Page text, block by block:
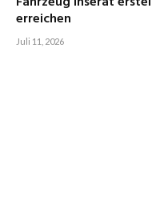
erreichen
Juli 11, 2026